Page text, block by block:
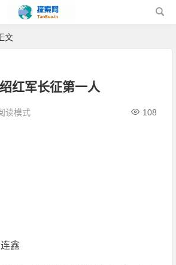
文
红军长征第一人
108
读模式
鑫